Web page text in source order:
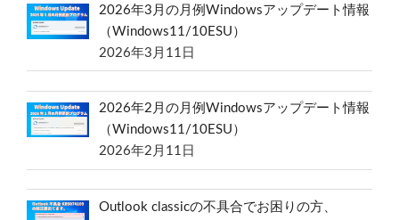
2026年3月の月例Windowsアップデート情報
（Windows11/10ESU）
2026年3月11日
2026年2月の月例Windowsアップデート情報
（Windows11/10ESU）
2026年2月11日
Outlook classicの不具合でお困りの方、